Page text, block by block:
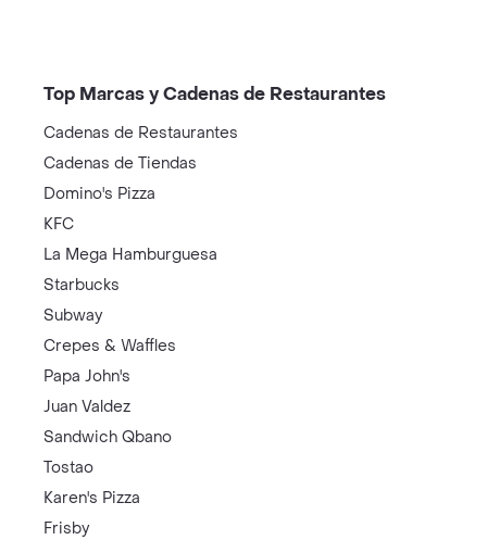
Top Marcas y Cadenas de Restaurantes
Cadenas de Restaurantes
Cadenas de Tiendas
Domino's Pizza
KFC
La Mega Hamburguesa
Starbucks
Subway
Crepes & Waffles
Papa John's
Juan Valdez
Sandwich Qbano
Tostao
Karen's Pizza
Frisby